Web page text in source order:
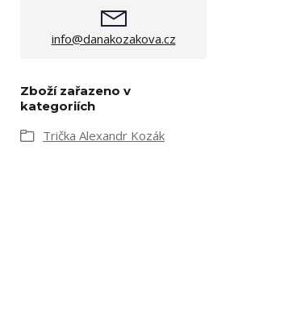
info@danakozakova.cz
Zboží zařazeno v
kategoriích
Trička Alexandr Kozák